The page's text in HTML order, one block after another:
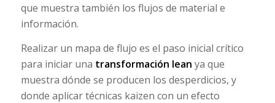
que muestra también los flujos de material e
información.
Realizar un mapa de flujo es el paso inicial crítico
para iniciar una transformación lean ya que
muestra dónde se producen los desperdicios, y
donde aplicar técnicas kaizen con un efecto